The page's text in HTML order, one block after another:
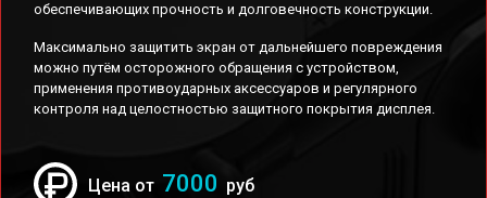
обеспечивающих прочность и долговечность конструкции.
Максимально защитить экран от дальнейшего повреждения
можно путём осторожного обращения с устройством,
применения противоударных аксессуаров и регулярного
контроля над целостностью защитного покрытия дисплея.
Цена от 7000 руб